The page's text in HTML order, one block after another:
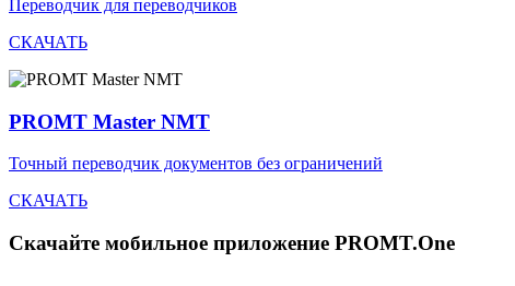
Переводчик для переводчиков
СКАЧАТЬ
PROMT Master NMT
Точный переводчик документов без ограничений
СКАЧАТЬ
Скачайте мобильное приложение PROMT.One